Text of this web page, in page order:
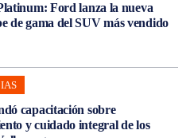
Ford lanza la nueva
de gama del SUV más vendido
capacitación sobre
y cuidado integral de los